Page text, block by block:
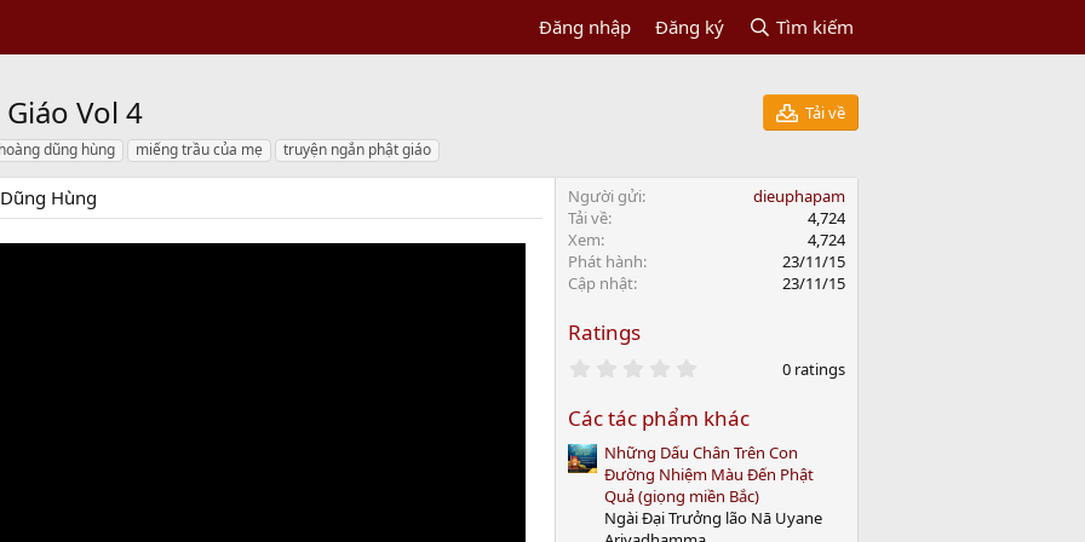
Đăng nhập Đăng ký Tìm kiếm
Vol 4
Tải về
hoàng dũng hùng miếng trầu của mẹ truyện ngắn phật giáo
Hùng Người gửi
dieuphapam
Tải về
4,724
Xem
4,724
Phát hành
23/11/15
Cập nhật
23/11/15
Ratings
0
t
a
r
(
s
0 ratings
Các tác phẩm khác
Những Dấu Chân Trên Con
Đường Nhiệm Màu Đến Phật
Quả (giọng miền Bắc)
Ngài Đại Trưởng lão Nā Uyane